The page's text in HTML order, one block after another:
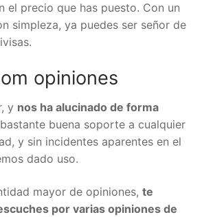
el precio que has puesto. Con un
simpleza, ya puedes ser señor de
opiniones
y nos ha alucinado de forma
buena soporte a cualquier
y sin incidentes aparentes en el
dado uso.
mayor de opiniones, te
por varias opiniones de